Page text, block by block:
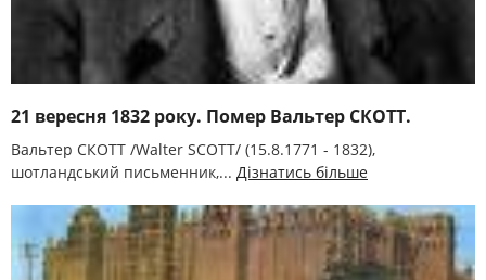
21 вересня 1832 року. Помер Вальтер СКОТТ.
Вальтер СКОТТ /Walter SCOTT/ (15.8.1771 - 1832),
шотландський письменник,... Дізнатись більше